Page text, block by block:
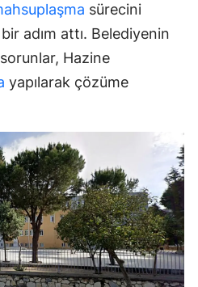
sürecini
adım attı. Belediyenin
Hazine
yapılarak çözüme